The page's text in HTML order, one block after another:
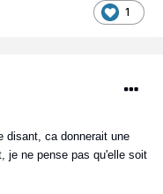
1
disant, ca donnerait une
je ne pense pas qu'elle soit